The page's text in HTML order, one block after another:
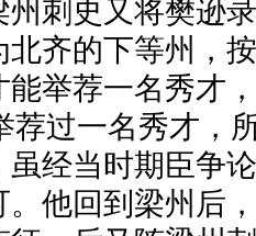
州刺史又将樊逊
北齐的下等州，
举荐一名秀才
荐过一名秀才，
经当时期臣争
他回到梁州后